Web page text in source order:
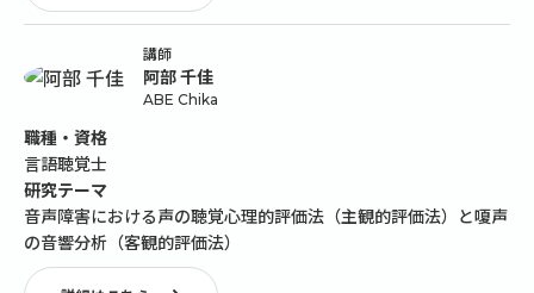
講師
阿部 千佳
ABE Chika
職種・資格
言語聴覚士
研究テーマ
音声障害における声の聴覚心理的評価法（主観的評価法）と嗄声
の音響分析（客観的評価法）